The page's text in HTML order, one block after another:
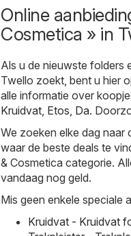
Online
Cosmetica » in
Als u de nieuwste folders
Twello zoekt, bent u hier
alle informatie over
Kruidvat, Etos, Da.
We zoeken elke dag naar
waar de beste deals te
& Cosmetica categorie.
vandaag nog geld.
Mis geen enkele speciale
Kruidvat - Kruidvat